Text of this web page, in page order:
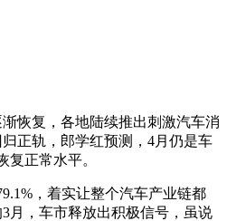
恢复，各地陆续推出刺激汽车消
正轨，郎学红预测，4月仍是车
复正常水平。
，着实让整个汽车产业链都
月，车市释放出积极信号，虽说